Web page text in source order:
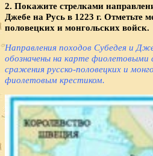
2. Покажите стрелками
Джебе на Русь в 1223 г. Отметьте
половецких и монгольских войск.
Направления походов Субедея и
обозначены на карте
сражения русско-половецких и
фиолетовым крестиком.